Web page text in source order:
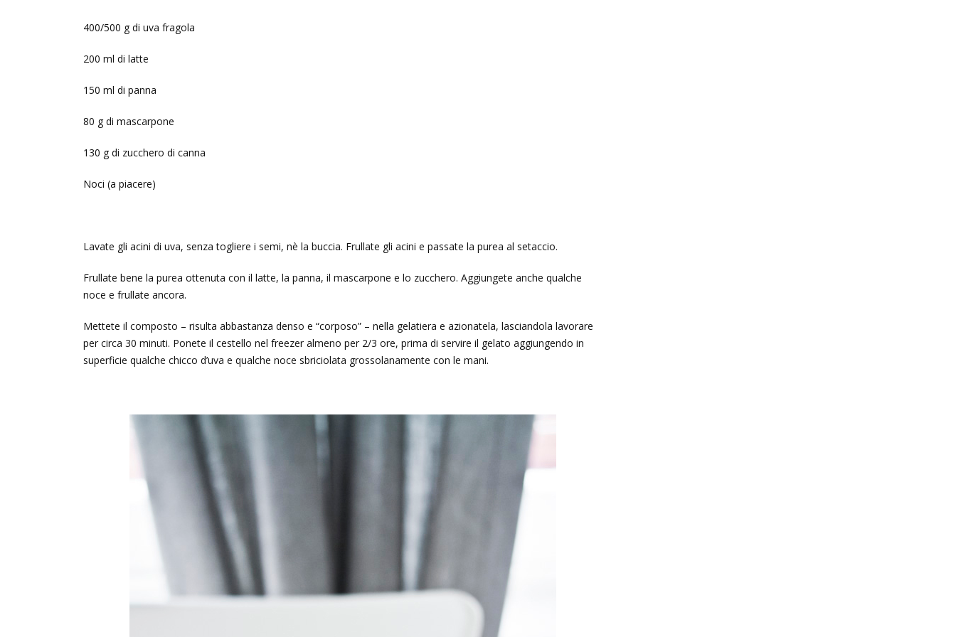
400/500 g di uva fragola
200 ml di latte
150 ml di panna
80 g di mascarpone
130 g di zucchero di canna
Noci (a piacere)
Lavate gli acini di uva, senza togliere i semi, nè la buccia. Frullate gli acini e passate la purea al setaccio.
Frullate bene la purea ottenuta con il latte, la panna, il mascarpone e lo zucchero. Aggiungete anche qualche
noce e frullate ancora.
Mettete il composto – risulta abbastanza denso e “corposo” – nella gelatiera e azionatela, lasciandola lavorare
per circa 30 minuti. Ponete il cestello nel freezer almeno per 2/3 ore, prima di servire il gelato aggiungendo in
superficie qualche chicco d’uva e qualche noce sbriciolata grossolanamente con le mani.